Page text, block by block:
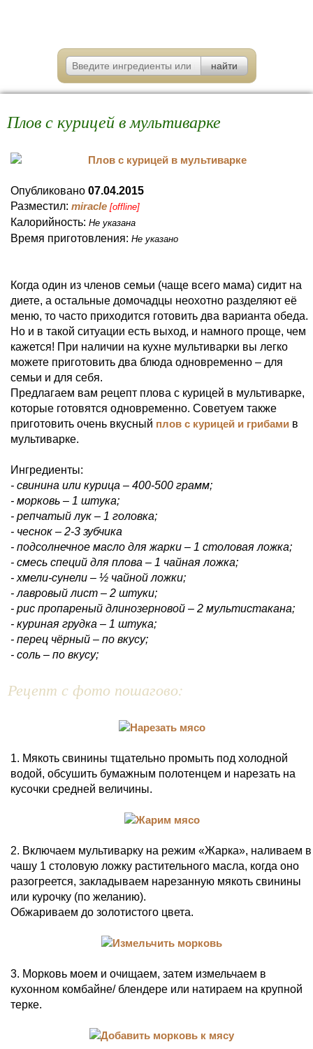
Плов с курицей в мультиварке
Опубликовано 07.04.2015
Разместил: miracle [offline]
Калорийность: Не указана
Время приготовления: Не указано
Когда один из членов семьи (чаще всего мама) сидит на
диете, а остальные домочадцы неохотно разделяют её
меню, то часто приходится готовить два варианта обеда.
Но и в такой ситуации есть выход, и намного проще, чем
кажется! При наличии на кухне мультиварки вы легко
можете приготовить два блюда одновременно – для
семьи и для себя.
Предлагаем вам рецепт плова с курицей в мультиварке,
которые готовятся одновременно. Советуем также
приготовить очень вкусный плов с курицей и грибами в
мультиварке.
Ингредиенты:
- свинина или курица – 400-500 грамм;
- морковь – 1 штука;
- репчатый лук – 1 головка;
- чеснок – 2-3 зубчика
- подсолнечное масло для жарки – 1 столовая ложка;
- смесь специй для плова – 1 чайная ложка;
- хмели-сунели – ½ чайной ложки;
- лавровый лист – 2 штуки;
- рис пропареный длинозерновой – 2 мультистакана;
- куриная грудка – 1 штука;
- перец чёрный – по вкусу;
- соль – по вкусу;
Рецепт с фото пошагово:
1. Мякоть свинины тщательно промыть под холодной
водой, обсушить бумажным полотенцем и нарезать на
кусочки средней величины.
2. Включаем мультиварку на режим «Жарка», наливаем в
чашу 1 столовую ложку растительного масла, когда оно
разогреется, закладываем нарезанную мякоть свинины
или курочку (по желанию).
Обжариваем до золотистого цвета.
3. Морковь моем и очищаем, затем измельчаем в
кухонном комбайне/ блендере или натираем на крупной
терке.